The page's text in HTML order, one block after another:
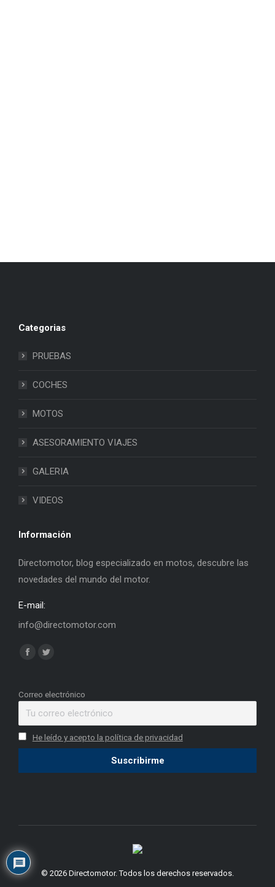
Categorias
PRUEBAS
COCHES
MOTOS
ASESORAMIENTO VIAJES
GALERIA
VIDEOS
Información
Directomotor, blog especializado en motos, descubre las
novedades del mundo del motor.
E-mail:
info@directomotor.com
Find us on:
Facebook
opens
window
Twitter
opens
window
Correo electrónico
He leído y acepto la política de privacidad
© 2026 Directomotor. Todos los derechos reservados.